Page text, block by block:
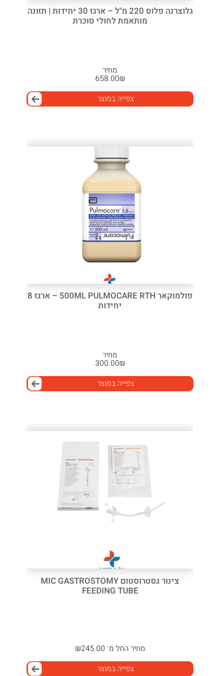
גלוצרנה פלוס 220 מ"ל – ארגז 30 יחידות | תזונה
מותאמת לחולי סוכרת
מחיר
₪
658.00
צפייה במוצר
פולמוקאר 500ML PULMOCARE RTH – ארגז 8
יחידות
מחיר
₪
300.00
צפייה במוצר
צינור גסטרוסטום MIC GASTROSTOMY
FEEDING TUBE
מחיר החל מ־ ₪245.00
צפייה במוצר